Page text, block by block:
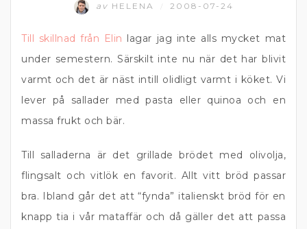
av HELENA 2008-07-24
Till skillnad från Elin lagar jag inte alls mycket mat
under semestern. Särskilt inte nu när det har blivit
varmt och det är näst intill olidligt varmt i köket. Vi
lever på sallader med pasta eller quinoa och en
massa frukt och bär.
Till salladerna är det grillade brödet med olivolja,
flingsalt och vitlök en favorit. Allt vitt bröd passar
bra. Ibland går det att “fynda” italienskt bröd för en
knapp tia i vår mataffär och då gäller det att passa